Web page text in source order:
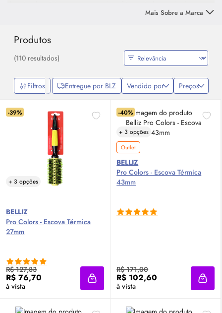
Mais Sobre a Marca
Produtos
(110 resultados)
Filtros Entregue por BLZ Vendido por Preços
-39%
+ 3 opções
BELLIZ
Pro Colors - Escova Térmica
27mm
R$ 127,83
R$ 76,70
à vista Adicionar à sacola
-40%
+ 3 opções
Outlet
BELLIZ
Pro Colors - Escova Térmica
43mm
R$ 171,00
R$ 102,60
à vista